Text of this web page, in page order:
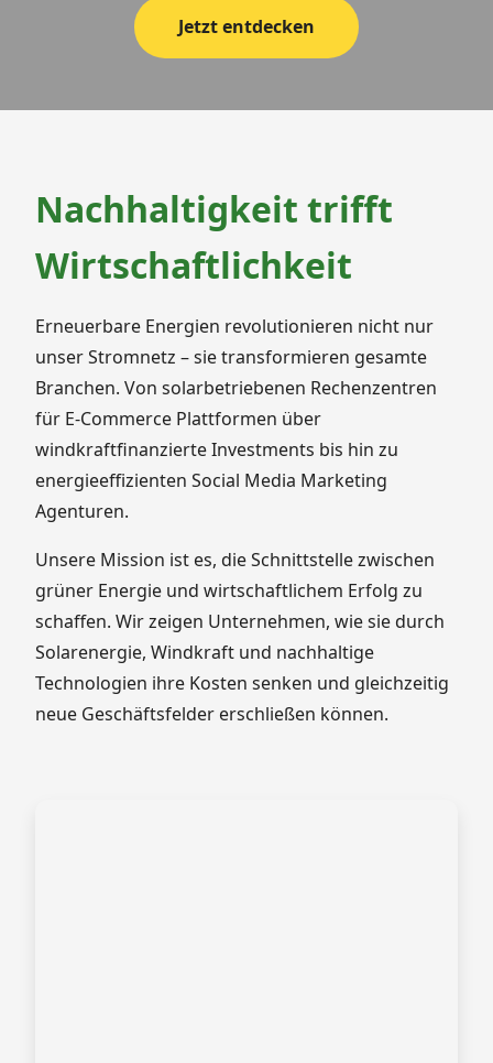
Jetzt entdecken
Nachhaltigkeit trifft
Wirtschaftlichkeit
Erneuerbare Energien revolutionieren nicht nur
unser Stromnetz – sie transformieren gesamte
Branchen. Von solarbetriebenen Rechenzentren
für E-Commerce Plattformen über
windkraftfinanzierte Investments bis hin zu
energieeffizienten Social Media Marketing
Agenturen.
Unsere Mission ist es, die Schnittstelle zwischen
grüner Energie und wirtschaftlichem Erfolg zu
schaffen. Wir zeigen Unternehmen, wie sie durch
Solarenergie, Windkraft und nachhaltige
Technologien ihre Kosten senken und gleichzeitig
neue Geschäftsfelder erschließen können.